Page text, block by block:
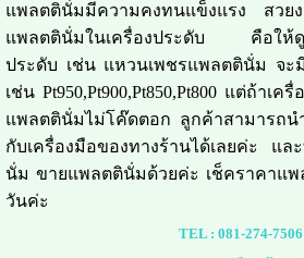
แพลตตินั่มมีความคงทนแข็งแรง สว
แพลตตินั่มในเครื่องประดับ คือให้ดู
ประดับ เช่น แหวนเพชรแพลตตินั่ม จะ
เช่น Pt950,Pt900,Pt850,Pt800 แต่ถ้าเ
แพลตตินั่มไม่โค๊ดตอก ลูกค้าสามารถน
กับเครื่องมือของทางร้านได้เลยค่ะ แล
นั่ม ขายแพลตตินั่มด้วยค่ะ เช็คราคาแ
วันค่ะ
TEL : 081-274-7506